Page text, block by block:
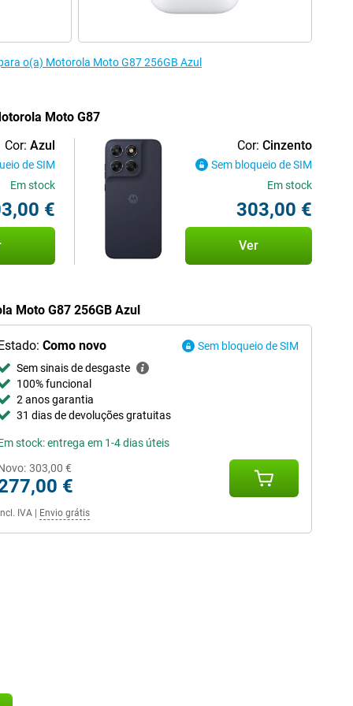
o(a) Motorola Moto G87 256GB Azul
Moto G87
Cor: Azul
de SIM
Em stock
€
Cor: Cinzento
Sem bloqueio de SIM
Em stock
303,00 €
Ver
Moto G87 256GB Azul
Como novo
Sem bloqueio de SIM
Sem sinais de desgaste
100% funcional
2 anos garantia
31 dias de devoluções gratuitas
stock: entrega em 1-4 dias úteis
303,00 €
€
Incl. IVA| Envio grátis